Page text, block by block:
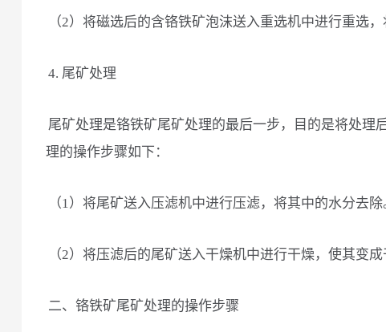
（2）将磁选后的含铬铁矿泡沫送入重选机中进行重选，
4. 尾矿处理
尾矿处理是铬铁矿尾矿处理的最后一步，目的是将处理
理的操作步骤如下：
（1）将尾矿送入压滤机中进行压滤，将其中的水分去除
（2）将压滤后的尾矿送入干燥机中进行干燥，使其变成
二、铬铁矿尾矿处理的操作步骤